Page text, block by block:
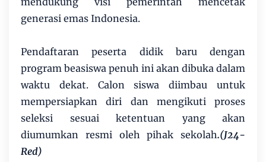
generasi emas Indonesia.
Pendaftaran peserta didik baru dengan
program beasiswa penuh ini akan dibuka dalam
waktu dekat. Calon siswa diimbau untuk
mempersiapkan diri dan mengikuti proses
seleksi sesuai ketentuan yang akan
diumumkan resmi oleh pihak sekolah.(J24-
Red)